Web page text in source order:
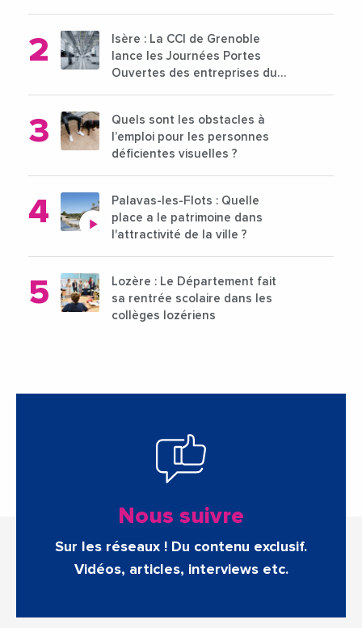
Isère : La CCI de Grenoble
lance les Journées Portes
Ouvertes des entreprises du
Quels sont les obstacles à
l’emploi pour les personnes
déficientes visuelles ?
Palavas-les-Flots : Quelle
place a le patrimoine dans
l'attractivité de la ville ?
Lozère : Le Département fait
sa rentrée scolaire dans les
collèges lozériens
Nous suivre
Sur les réseaux ! Du contenu exclusif.
Vidéos, articles, interviews etc.